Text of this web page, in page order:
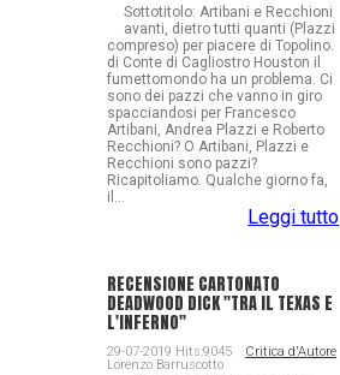
Sottotitolo: Artibani e Recchioni
avanti, dietro tutti quanti (Plazzi
compreso) per piacere di Topolino.
di Conte di Cagliostro Houston il
fumettomondo ha un problema. Ci
sono dei pazzi che vanno in giro
spacciandosi per Francesco
Artibani, Andrea Plazzi e Roberto
Recchioni? O Artibani, Plazzi e
Recchioni sono pazzi?
Ricapitoliamo. Qualche giorno fa,
il...
Leggi tutto
RECENSIONE CARTONATO
DEADWOOD DICK "TRA IL TEXAS E
L'INFERNO"
29-07-2019 Hits:9045
Critica d'Autore
Lorenzo Barruscotto